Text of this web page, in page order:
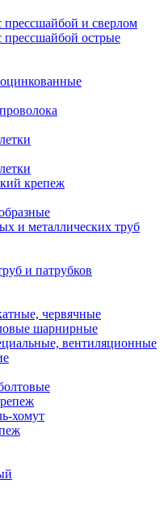
прессшайбой и сверлом
прессшайбой острые
крепеж
и металлических труб
и патрубков
червячные
шарнирные
вентиляционные
хомут